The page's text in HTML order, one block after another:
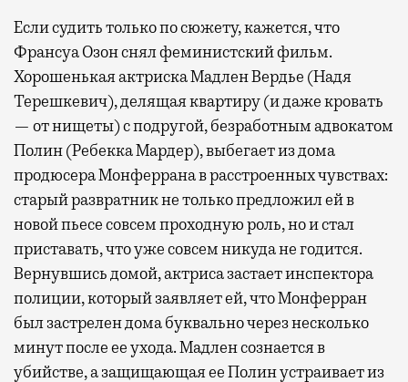
Если судить только по сюжету, кажется, что
Франсуа Озон снял феминистский фильм.
Хорошенькая актриска Мадлен Вердье (Надя
Терешкевич), делящая квартиру (и даже кровать
— от нищеты) с подругой, безработным адвокатом
Полин (Ребекка Мардер), выбегает из дома
продюсера Монферрана в расстроенных чувствах:
старый развратник не только предложил ей в
новой пьесе совсем проходную роль, но и стал
приставать, что уже совсем никуда не годится.
Вернувшись домой, актриса застает инспектора
полиции, который заявляет ей, что Монферран
был застрелен дома буквально через несколько
минут после ее ухода. Мадлен сознается в
убийстве, а защищающая ее Полин устраивает из